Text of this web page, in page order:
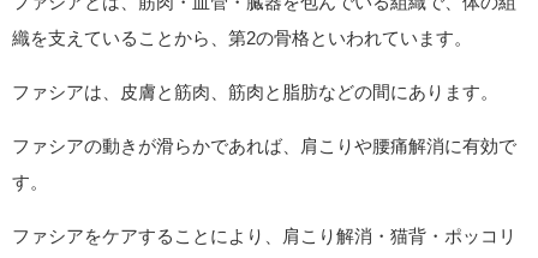
織を支えていることから、第2の骨格といわれています。
ファシアは、皮膚と筋肉、筋肉と脂肪などの間にあります。
ファシアの動きが滑らかであれば、肩こりや腰痛解消に有効で
す。
ファシアをケアすることにより、肩こり解消・猫背・ポッコリ